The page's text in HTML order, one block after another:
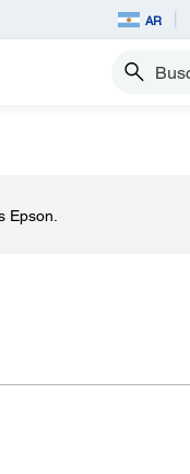
AR
Buscar
Epson.